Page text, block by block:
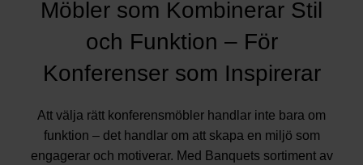
Möbler som Kombinerar Stil
och Funktion – För
Konferenser som Inspirerar
Att välja rätt konferensmöbler handlar inte bara om
funktion – det handlar om att skapa en miljö som
engagerar och motiverar. Med Banquets sortiment av